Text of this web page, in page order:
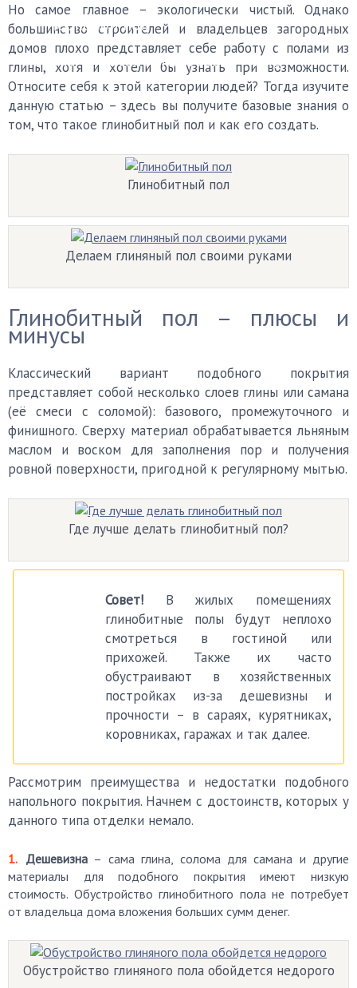
Черновой пол
Уборка
Каталог мастеров FAQ
Но самое главное – экологически чистый. Однако
большинство строителей и владельцев загородных
домов плохо представляет себе работу с полами из
глины, хотя и хотели бы узнать при возможности.
Относите себя к этой категории людей? Тогда изучите
данную статью – здесь вы получите базовые знания о
том, что такое глинобитный пол и как его создать.
Глинобитный пол
Делаем глиняный пол своими руками
Глинобитный пол – плюсы и
минусы
Классический вариант подобного покрытия
представляет собой несколько слоев глины или самана
(её смеси с соломой): базового, промежуточного и
финишного. Сверху материал обрабатывается льняным
маслом и воском для заполнения пор и получения
ровной поверхности, пригодной к регулярному мытью.
Где лучше делать глинобитный пол?
Совет! В жилых помещениях
глинобитные полы будут неплохо
смотреться в гостиной или
прихожей. Также их часто
обустраивают в хозяйственных
постройках из-за дешевизны и
прочности – в сараях, курятниках,
коровниках, гаражах и так далее.
Рассмотрим преимущества и недостатки подобного
напольного покрытия. Начнем с достоинств, которых у
данного типа отделки немало.
Дешевизна – сама глина, солома для самана и другие
материалы для подобного покрытия имеют низкую
стоимость. Обустройство глинобитного пола не потребует
от владельца дома вложения больших сумм денег.
Обустройство глиняного пола обойдется недорого